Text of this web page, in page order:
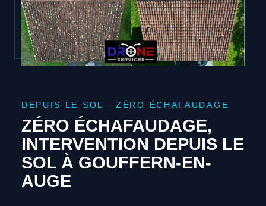
DEPUIS LE SOL · ZÉRO ÉCHAFAUDAGE
ZÉRO ÉCHAFAUDAGE,
INTERVENTION DEPUIS LE
SOL À GOUFFERN-EN-
AUGE